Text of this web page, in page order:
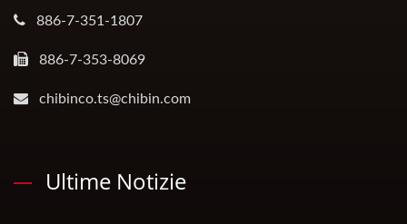
886-7-351-1807
886-7-353-8069
chibinco.ts@chibin.com
Ultime Notizie